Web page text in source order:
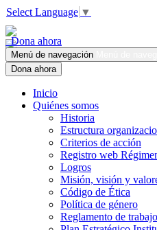
Select Language ▼
Dona ahora
Menú de navegación
Dona ahora
Inicio
Quiénes somos
Historia
Estructura
Criterios de acción
Registro web
Logros
Misión, visión y
Código de Ética
Política de género
Reglamento de trabajo